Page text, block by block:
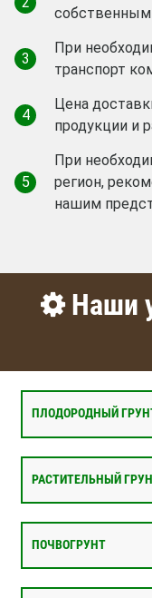
собственным
3
При
транспорт
4
Цена
продукции и
5
При
регион,
нашим
Наши
ПЛОДОРОДНЫЙ
РАСТИТЕЛЬНЫЙ
ПОЧВОГРУНТ